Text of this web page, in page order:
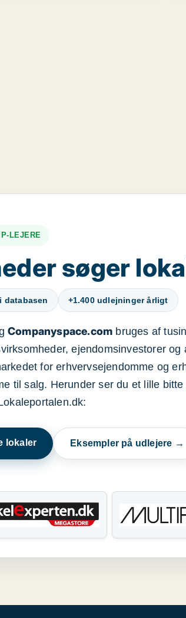
Vesterbro eller Frederiksberg m.fl.
LEJERE
søger
databasen +1.400 udlejninger årligt
Companyspace.com bruges af
ejendomsinvestorer og
for erhvervsejendomme og
til salg. Herunder ser du et lille
lokaler Eksempler på udlejere →